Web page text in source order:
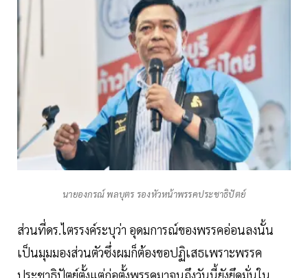
นายองกรณ์ พลบุตร รองหัวหน้าพรรคประชาธิปัตย์
ส่วนที่ดร.ไตรรงค์ระบุว่า อุดมการณ์ของพรรคอ่อนลงนั้น
เป็นมุมมองส่วนตัวซึ่งผมก็ต้องขอปฏิเสธเพราะพรรค